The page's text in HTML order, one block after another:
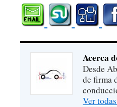
Acerca
Desde
de firma
Ver